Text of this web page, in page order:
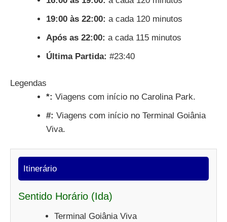
19:00 às 22:00: a cada 120 minutos
Após as 22:00: a cada 115 minutos
Última Partida: #23:40
Legendas
*: Viagens com início no Carolina Park.
#: Viagens com início no Terminal Goiânia
Viva.
Itinerário
Sentido Horário (Ida)
Terminal Goiânia Viva